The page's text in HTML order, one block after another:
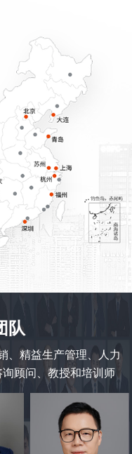
队
、精益生产管理、人力
顾问、教授和培训师